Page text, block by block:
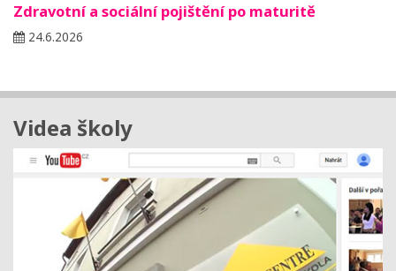
Zdravotní a sociální pojištění po maturitě
24.6.2026
Videa školy